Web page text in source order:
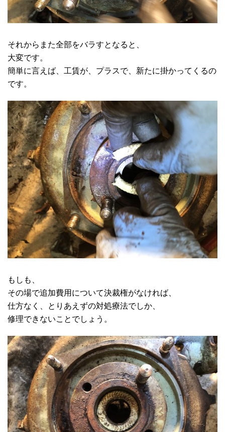
それからまた全部をバラすとなると、
大変です。
簡単に言えば、工賃が、プラスで、新たに掛かってくるの
です。
もしも、
その場で追加費用について決裁権がなければ、
仕方なく、とりあえずの対処療法でしか、
修理できないことでしょう。